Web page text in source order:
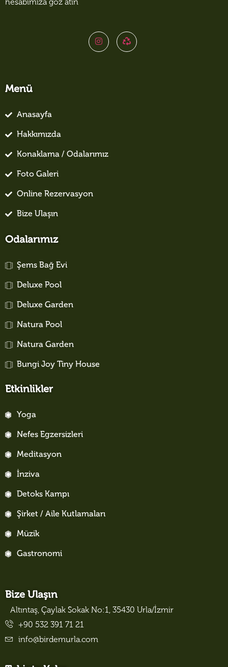
hesabımıza göz atın
Menü
Anasayfa
Hakkımızda
Konaklama / Odalarımız
Foto Galeri
Online Rezervasyon
Bize Ulaşın
Odalarımız
Şems Bağ Evi
Deluxe Pool
Deluxe Garden
Natura Pool
Natura Garden
Bungi Joy Tiny House
Etkinlikler
Yoga
Nefes Egzersizleri
Meditasyon
İnziva
Detoks Kampı
Şirket / Aile Kutlamaları
Müzik
Gastronomi
Bize Ulaşın
Altıntaş, Çaylak Sokak No:1, 35430 Urla/İzmir
+90 532 391 71 21
info@birdemurla.com